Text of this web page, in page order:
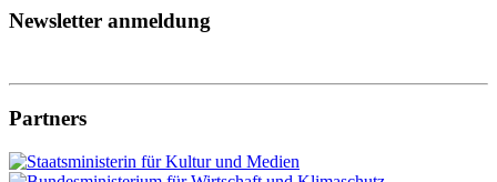
Newsletter anmeldung
Partners